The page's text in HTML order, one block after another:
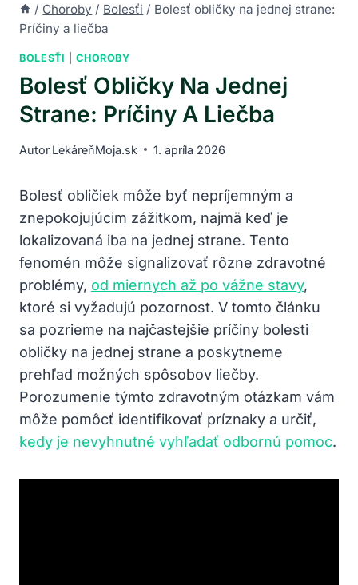
/ Choroby / Bolesťi / Bolesť obličky na jednej strane:
Príčiny a liečba
BOLESŤI |CHOROBY
Bolesť Obličky Na Jednej
Strane: Príčiny A Liečba
Autor LekáreňMoja.sk 1. apríla 2026
Bolesť obličiek môže byť nepríjemným a
znepokojujúcim zážitkom, najmä keď je
lokalizovaná iba na jednej strane. Tento
fenomén môže signalizovať rôzne zdravotné
problémy, od miernych až po vážne stavy,
ktoré si vyžadujú pozornost. V tomto článku
sa pozrieme na najčastejšie príčiny bolesti
obličky na jednej strane a poskytneme
prehľad možných spôsobov liečby.
Porozumenie týmto zdravotným otázkam vám
môže pomôcť identifikovať príznaky a určiť,
kedy je nevyhnutné vyhľadať odbornú pomoc.